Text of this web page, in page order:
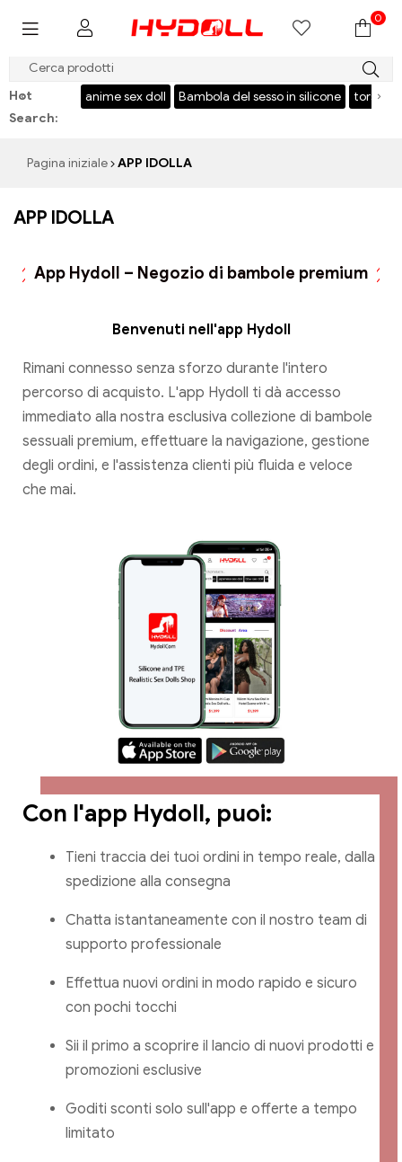
$999 SALVA $50，CODICE：HY50
Hot
Search:
anime sex doll Bambola del sesso in silicone torso bambola del
‹ ›
0
Pagina iniziale APP IDOLLA
APP IDOLLA
App Hydoll – Negozio di bambole premium
Benvenuti nell'app Hydoll
Rimani connesso senza sforzo durante l'intero
percorso di acquisto. L'app Hydoll ti dà accesso
immediato alla nostra esclusiva collezione di bambole
sessuali premium, effettuare la navigazione, gestione
degli ordini, e l'assistenza clienti più fluida e veloce
che mai.
Con l'app Hydoll, puoi:
Tieni traccia dei tuoi ordini in tempo reale, dalla
spedizione alla consegna
Chatta istantaneamente con il nostro team di
supporto professionale
Effettua nuovi ordini in modo rapido e sicuro
con pochi tocchi
Sii il primo a scoprire il lancio di nuovi prodotti e
promozioni esclusive
Goditi sconti solo sull'app e offerte a tempo
limitato